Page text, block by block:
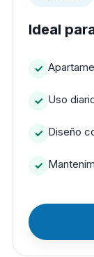
Ideal
Uso
Diseño